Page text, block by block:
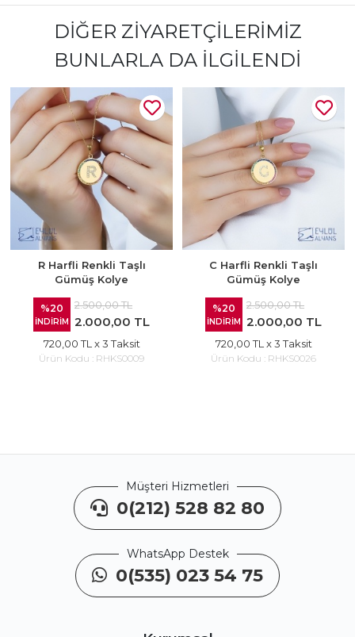
DIĞER ZIYARETÇILERIMIZ
BUNLARLA DA İLGILENDI
R Harfli Renkli Taşlı
Gümüş Kolye
%20
İNDİRİM
2.500,00 TL
2.000,00 TL
720,00 TL x 3 Taksit
Ürün Kodu : RHKS0009
C Harfli Renkli Taşlı
Gümüş Kolye
%20
İNDİRİM
2.500,00 TL
2.000,00 TL
720,00 TL x 3 Taksit
Ürün Kodu : RHKS0026
Müşteri Hizmetleri
0(212) 528 82 80
WhatsApp Destek
0(535) 023 54 75